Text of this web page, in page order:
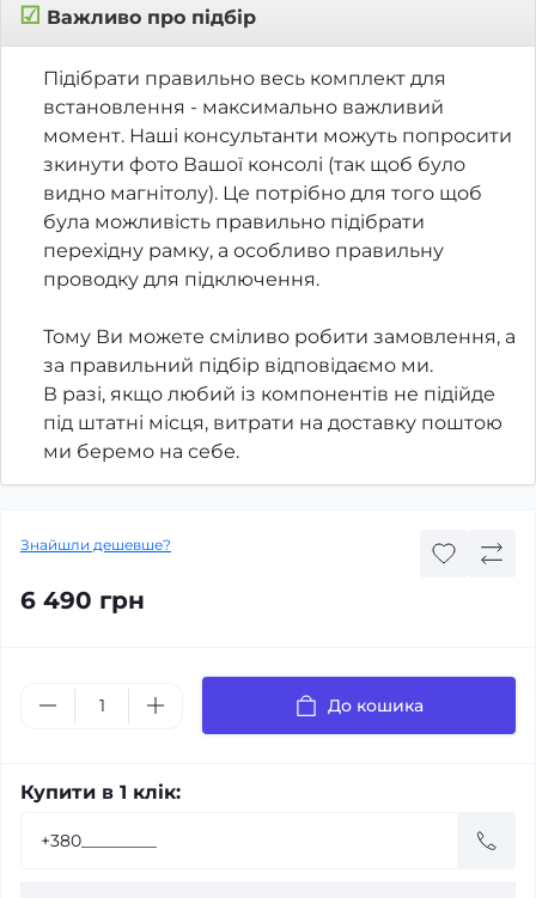
☑ Важливо про підбір
Підібрати правильно весь комплект для
встановлення - максимально важливий
момент. Наші консультанти можуть попросити
зкинути фото Вашої консолі (так щоб було
видно магнітолу). Це потрібно для того щоб
була можливість правильно підібрати
перехідну рамку, а особливо правильну
проводку для підключення.
Тому Ви можете сміливо робити замовлення, а
за правильний підбір відповідаємо ми.
В разі, якщо любий із компонентів не підійде
під штатні місця, витрати на доставку поштою
ми беремо на себе.
Знайшли дешевше?
6 490 грн
До кошика
Купити в 1 клік: